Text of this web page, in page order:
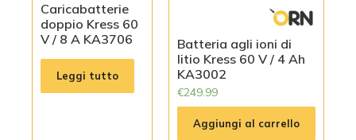
Caricabatterie
doppio Kress 60
V / 8 A KA3706
Leggi tutto
Batteria agli ioni di
litio Kress 60 V / 4 Ah
KA3002
€249.99
Aggiungi al carrello